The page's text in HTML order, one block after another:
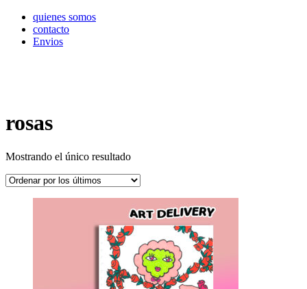
quienes somos
contacto
Envios
rosas
Mostrando el único resultado